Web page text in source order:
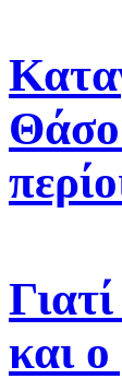
και